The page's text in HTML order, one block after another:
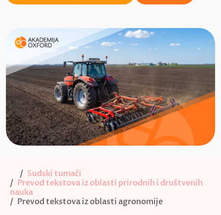
Sudski tumači
Prevod tekstova iz oblasti prirodnih i društvenih
nauka
Prevod tekstova iz oblasti agronomije